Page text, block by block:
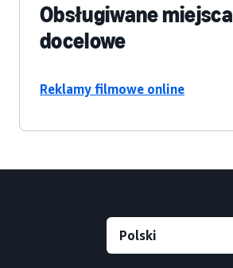
Obsługiwane miejsca
docelowe
Reklamy filmowe online